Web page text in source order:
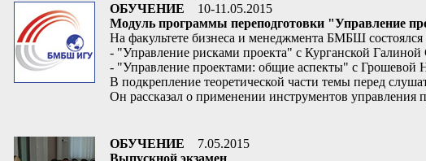
ОБУЧЕНИЕ
10-11.05.2015
Модуль программы переподготовки "Управление
На факультете бизнеса и менеджмента БМБШ
- "Управление рисками проекта" с Курганской
- "Управление проектами: общие аспекты" с
В подкрепление теоретической части темы перед
Он рассказал о применении инструментов управления
ОБУЧЕНИЕ
7.05.2015
Выпускной экзамен